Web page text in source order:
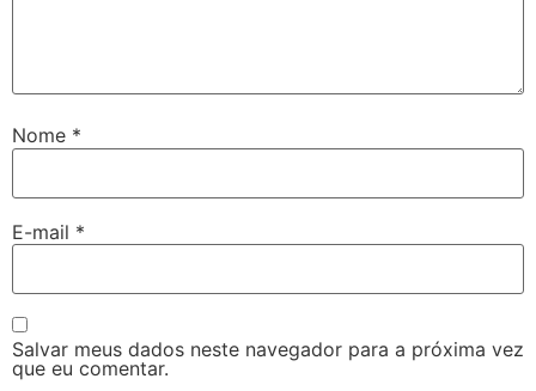
Nome *
E-mail *
Salvar meus dados neste navegador para a próxima vez
que eu comentar.